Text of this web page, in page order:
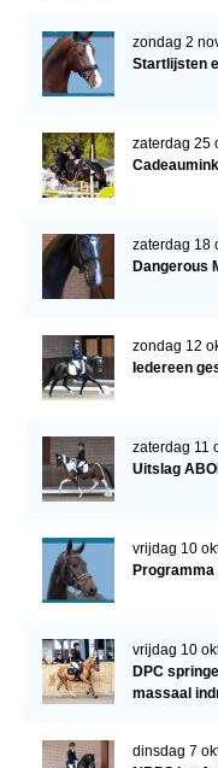
zondag 2
Startlijsten
zaterdag 25
zaterdag 18
Dangerous
zondag 12
Iedereen
zaterdag 11
Uitslag
vrijdag 10
vrijdag 10
DPC
massaal
dinsdag 7